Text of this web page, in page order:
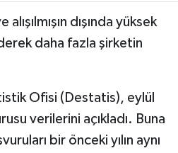
dışında yüksek
daha fazla şirketin
Ofisi (Destatis), eylül
verilerini açıkladı. Buna
bir önceki yılın aynı